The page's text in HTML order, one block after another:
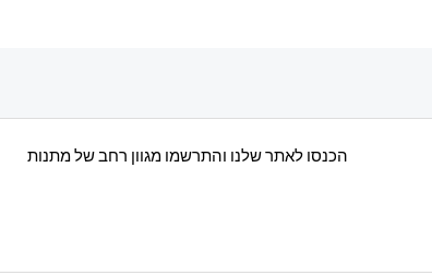
הכנסו לאתר שלנו והתרשמו מגוון רחב של מתנות